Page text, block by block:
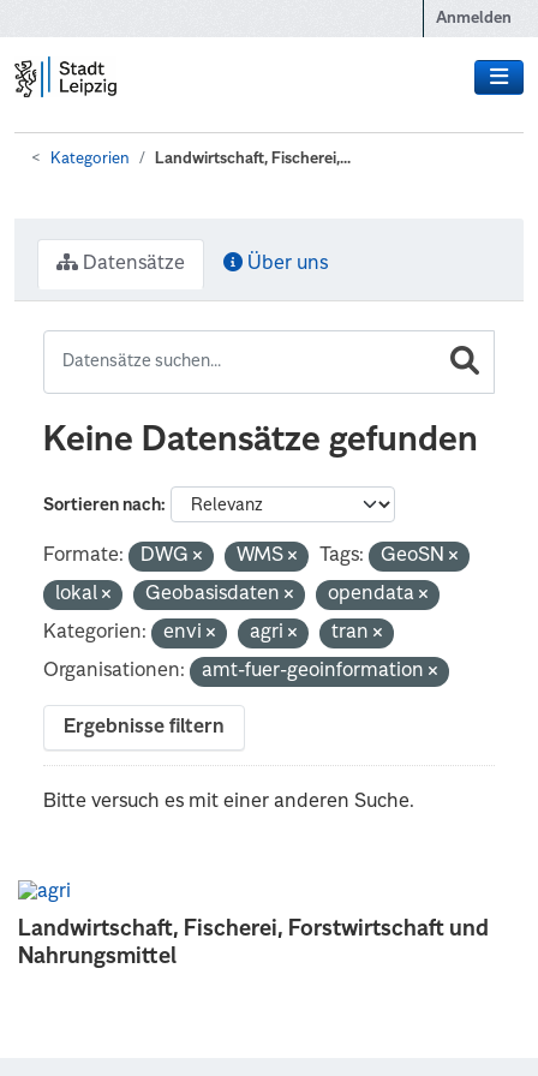
Anmelden
Kategorien Landwirtschaft, Fischerei,...
Landwirtschaft, Fischerei, Forstwirtschaft und
Nahrungsmittel
Datensätze Über uns
Keine Datensätze gefunden
Sortieren nach
Formate: DWG WMS Tags:
GeoSN
lokal
Geobasisdaten
opendata
Kategorien:
envi agri
tran
Organisationen:
amt-fuer-geoinformation
Ergebnisse filtern
Bitte versuch es mit einer anderen Suche.